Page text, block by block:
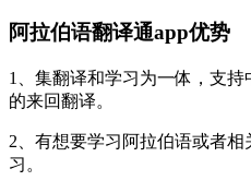
阿拉伯语翻译通app优势
1、集翻译和学习为一体，支
的来回翻译。
2、有想要学习阿拉伯语或者
习。